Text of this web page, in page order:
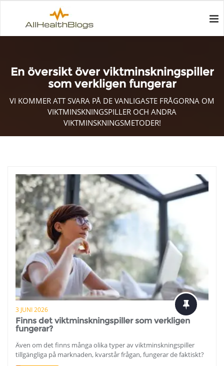
En översikt över viktminskningspiller
som verkligen fungerar
VI KOMMER ATT SVARA PÅ DE VANLIGASTE FRÅGORNA OM
VIKTMINSKNINGSPILLER OCH ANDRA
VIKTMINSKNINGSMETODER!
3 JUNI 2026
Finns det viktminskningspiller som verkligen
fungerar?
Även om det finns många olika typer av viktminskningspiller
tillgängliga på marknaden, kvarstår frågan, fungerar de faktiskt?